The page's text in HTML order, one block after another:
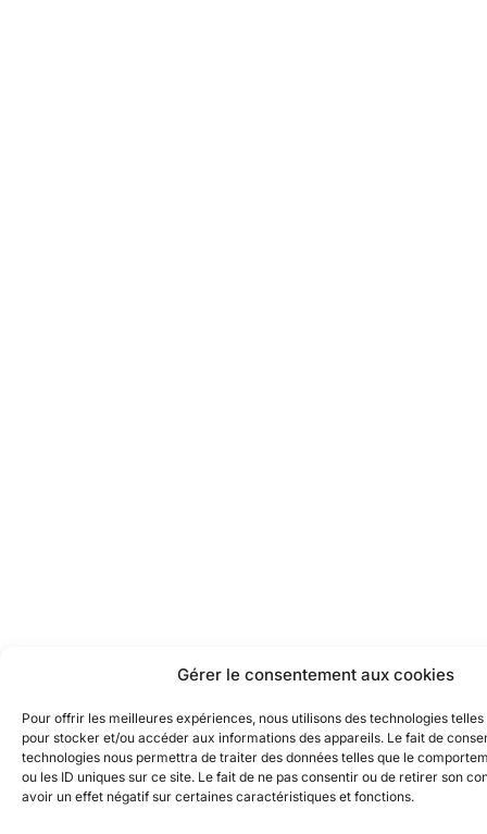
Gérer le consentement aux cookies
Pour offrir les meilleures expériences, nous utilisons des technologies
pour stocker et/ou accéder aux informations des appareils. Le fait de
technologies nous permettra de traiter des données telles que le
ou les ID uniques sur ce site. Le fait de ne pas consentir ou de retirer son
avoir un effet négatif sur certaines caractéristiques et fonctions.